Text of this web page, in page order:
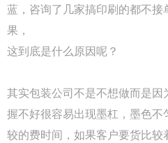
蓝，咨询了几家搞印刷的都不
果，
这到底是什么原因呢？
其实包装公司不是不想做而是
握不好很容易出现墨杠，墨色
较的费时间，如果客户要货比